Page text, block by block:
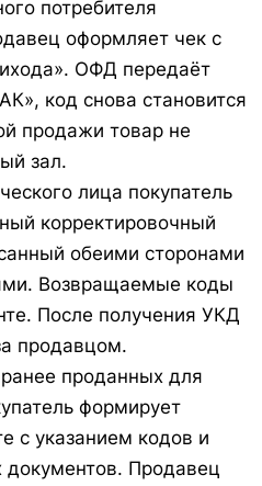
потребителя
оформляет чек с
ОФД передаёт
код снова становится
продажи товар не
зал.
лица покупатель
корректировочный
обеими сторонами
Возвращаемые коды
После получения УКД
продавцом.
проданных для
формирует
с указанием кодов и
документов. Продавец